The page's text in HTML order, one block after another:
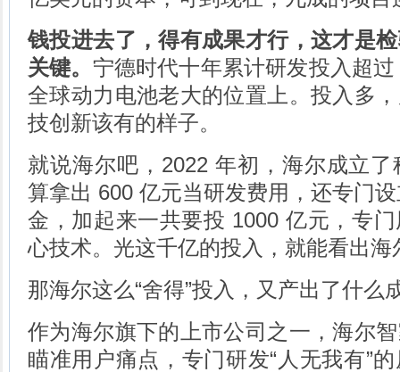
钱投进去了，得有成果才行，这才是
关键。 宁德时代十年累计研发投入超
全球动力电池老大的位置上。投入多
技创新该有的样子。
就说海尔吧，2022 年初，海尔成立
算拿出 600 亿元当研发费用，还专门
金，加起来一共要投 1000 亿元，专
心技术。光这千亿的投入，就能看出
那海尔这么“舍得”投入，又产出了什么
作为海尔旗下的上市公司之一，海尔
瞄准用户痛点，专门研发“人无我有”